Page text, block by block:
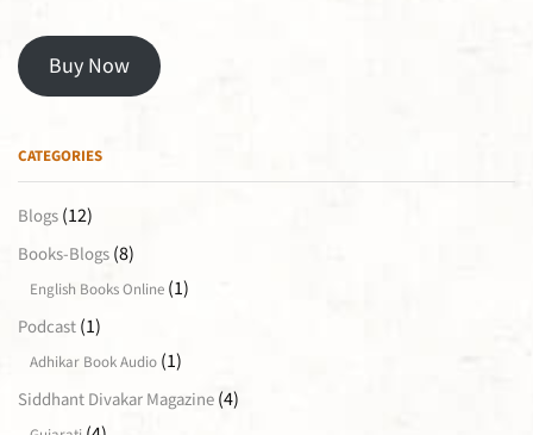
Buy Now
CATEGORIES
Blogs (12)
Books-Blogs (8)
English Books Online (1)
Podcast (1)
Adhikar Book Audio (1)
Siddhant Divakar Magazine (4)